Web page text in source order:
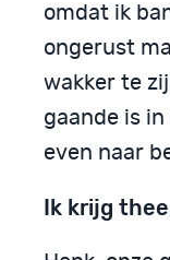
omdat ik
ongerust
wakker te
gaande is
even naar
Ik krijg